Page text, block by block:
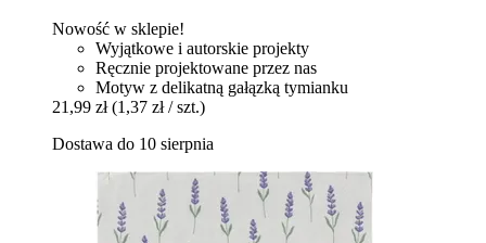
Nowość w sklepie!
Wyjątkowe i autorskie projekty
Ręcznie projektowane przez nas
Motyw z delikatną gałązką tymianku
21,99 zł (1,37 zł / szt.)
Dostawa do 10 sierpnia